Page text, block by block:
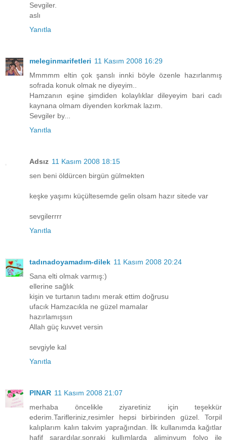
Sevgiler.
aslı
Yanıtla
meleginmarifetleri 11 Kasım 2008 16:29
Mmmmm eltin çok şanslı innki böyle özenle hazırlanmış
sofrada konuk olmak ne diyeyim..
Hamzanın eşine şimdiden kolaylıklar dileyeyim bari cadı
kaynana olmam diyenden korkmak lazım.
Sevgiler by...
Yanıtla
Adsız 11 Kasım 2008 18:15
sen beni öldürcen birgün gülmekten
keşke yaşımı küçültesemde gelin olsam hazır sitede var
sevgilerrrr
Yanıtla
tadınadoyamadım-dilek 11 Kasım 2008 20:24
Sana elti olmak varmış:)
ellerine sağlık
kişin ve turtanın tadını merak ettim doğrusu
ufacık Hamzacıkla ne güzel mamalar
hazırlamışsın
Allah güç kuvvet versin
sevgiyle kal
Yanıtla
PINAR 11 Kasım 2008 21:07
merhaba öncelikle ziyaretiniz için teşekkür
ederim.Tarifleriniz,resimler hepsi birbirinden güzel. Torpil
kalıplarım kalın takvim yaprağından. İlk kullanımda kağıtlar
hafif sarardılar,sonraki kullımlarda aliminyum folyo ile